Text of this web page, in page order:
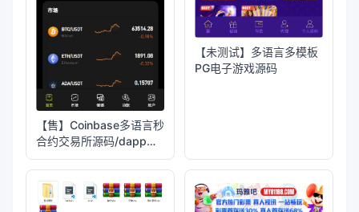
【售】Coinbase多语言秒
合约交易所源码/dapp登
录+模拟账号+K线插针
+平台币控制+盈亏控制
+ai量化+借贷
【未测试】多语言多模板
PG电子游戏源码